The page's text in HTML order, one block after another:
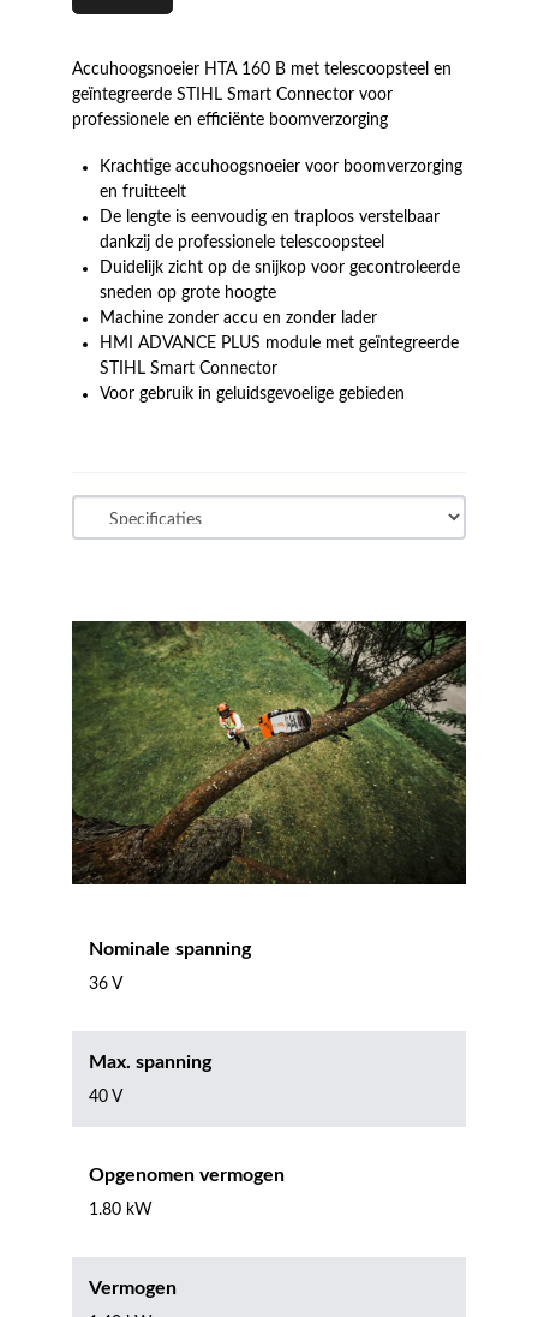
Accuhoogsnoeier HTA 160 B met telescoopsteel en
geïntegreerde STIHL Smart Connector voor
professionele en efficiënte boomverzorging
Krachtige accuhoogsnoeier voor boomverzorging
en fruitteelt
De lengte is eenvoudig en traploos verstelbaar
dankzij de professionele telescoopsteel
Duidelijk zicht op de snijkop voor gecontroleerde
sneden op grote hoogte
Machine zonder accu en zonder lader
HMI ADVANCE PLUS module met geïntegreerde
STIHL Smart Connector
Voor gebruik in geluidsgevoelige gebieden
Nominale spanning
36 V
Max. spanning
40 V
Opgenomen vermogen
1.80 kW
Vermogen